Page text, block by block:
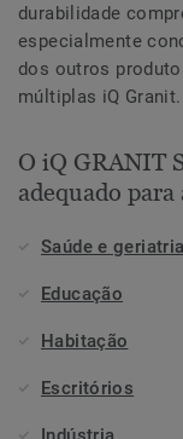
durabilidade
especialmente
dos outros
múltiplas iQ Granit.
O iQ GRANIT
adequado para
Saúde e geriatria
Educação
Habitação
Escritórios